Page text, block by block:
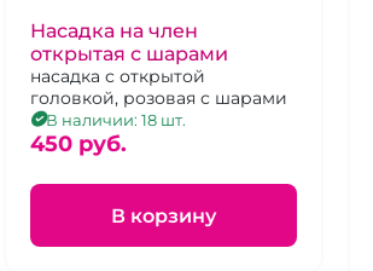
Насадка на член
открытая с шарами
насадка с открытой
головкой, розовая с шарами
В наличии: 18 шт.
450 pуб.
В корзину